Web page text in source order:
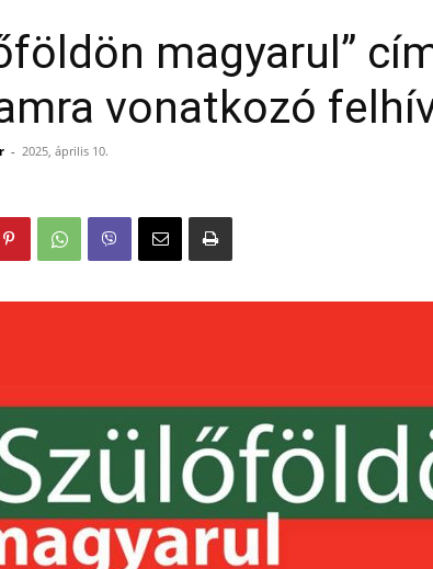
magyarul”
vonatkozó
- 2025, április 10.